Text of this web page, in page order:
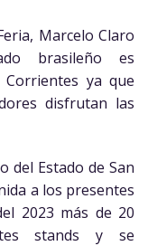
Marcelo Claro
brasileño es
ya que
disfrutan las
del Estado de San
a los presentes
2023 más de 20
stands y se